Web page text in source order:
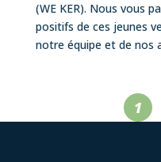
(WE KER). Nous vous
positifs de ces jeunes
notre équipe et de nos
1